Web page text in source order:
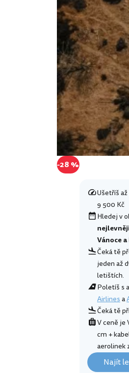
-28 %
Ušetříš až
9 500 Kč
Hledej v
Vánoce
Čeká tě
jeden až
letištích.
Poletíš s
Airlinesa
Čeká tě
V ceně je
cm +
aerolinek
Najít